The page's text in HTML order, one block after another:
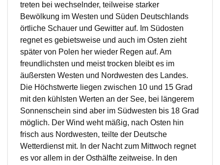
treten bei wechselnder, teilweise starker
Bewölkung im Westen und Süden Deutschlands
örtliche Schauer und Gewitter auf. Im Südosten
regnet es gebietsweise und auch im Osten zieht
später von Polen her wieder Regen auf. Am
freundlichsten und meist trocken bleibt es im
äußersten Westen und Nordwesten des Landes.
Die Höchstwerte liegen zwischen 10 und 15 Grad
mit den kühlsten Werten an der See, bei längerem
Sonnenschein sind aber im Südwesten bis 18 Grad
möglich. Der Wind weht mäßig, nach Osten hin
frisch aus Nordwesten, teilte der Deutsche
Wetterdienst mit. In der Nacht zum Mittwoch regnet
es vor allem in der Osthälfte zeitweise. In den